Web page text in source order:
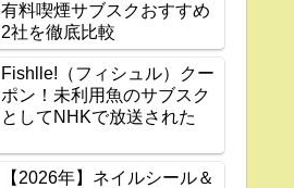
有料喫煙サブスクおすすめ
2社を徹底比較
Fishlle!（フィシュル）クー
ポン！未利用魚のサブスク
としてNHKで放送された
【2026年】ネイルシール＆